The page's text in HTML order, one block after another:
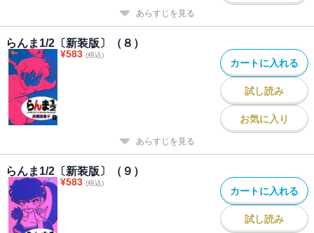
あらすじを見る
らんま1/2〔新装版〕（８）
¥583 (税込)
カートに入れる
試し読み
お気に入り
あらすじを見る
らんま1/2〔新装版〕（９）
¥583 (税込)
カートに入れる
試し読み